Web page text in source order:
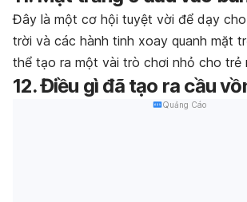
Đây là một cơ hội tuyệt vời để dạy
trời và các hành tinh xoay quanh mặt
thể tạo ra một vài trò chơi nhỏ cho trẻ
12. Điều gì đã tạo ra cầu
Quảng Cáo